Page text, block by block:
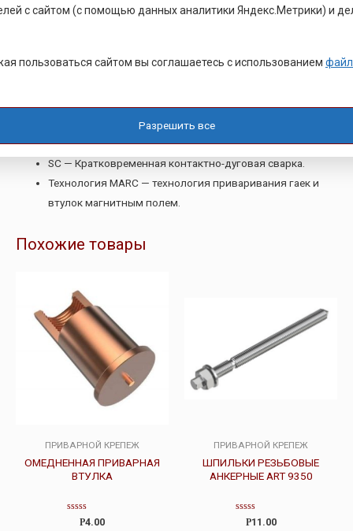
CD — Конденсаторная сварка крепежных изделий с
Дуговая сварка — ARC.
SC — Кратковременная контактно-дуговая сварка.
Технология MARC — технология приваривания гаек и
втулок магнитным полем.
Похожие товары
ПРИВАРНОЙ КРЕПЕЖ
ОМЕДНЕННАЯ ПРИВАРНАЯ
ВТУЛКА
Оценка
Р4.00
ПРИВАРНОЙ КРЕПЕЖ
ШПИЛЬКИ РЕЗЬБОВЫЕ
АНКЕРНЫЕ ART 9350
Оценка
Р11.00
с сайтом (с помощью данных аналитики Яндекс.Метрики) и
пользоваться сайтом вы соглашаетесь с использованием
Разрешить все